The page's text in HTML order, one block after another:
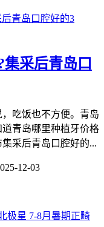
采后青岛口
吃饭也不方便。青岛
青岛哪里种植牙价格
采后青岛口腔好的...
12-03